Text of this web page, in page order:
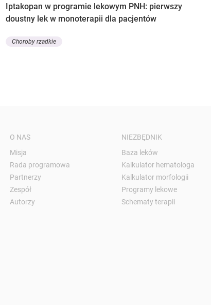
Iptakopan w programie lekowym PNH: pierwszy
doustny lek w monoterapii dla pacjentów
Choroby rzadkie
O NAS
Misja
Rada programowa
Partnerzy
Zespół
Autorzy
NIEZBĘDNIK
Baza leków
Kalkulator hematologa
Kalkulator morfologii
Programy lekowe
Schematy terapii